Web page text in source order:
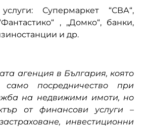
Супермаркет “СВА“,
, „Домко“, банки,
и др.
агенция в България, която
посредничество при
на недвижими имоти, но
от финансови услуги –
инвестиционни